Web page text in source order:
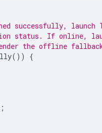
successfully, launch
status. If online,
the offline fallback
())
{